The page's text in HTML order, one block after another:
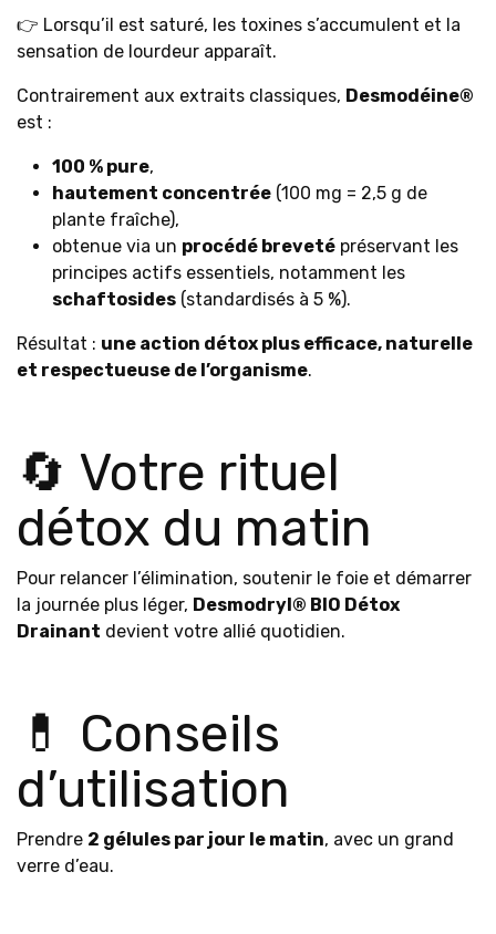
👉 Lorsqu’il est saturé, les toxines s’accumulent et la
sensation de lourdeur apparaît.
Contrairement aux extraits classiques, Desmodéine®
est :
100 % pure,
hautement concentrée (100 mg = 2,5 g de
plante fraîche),
obtenue via un procédé breveté préservant les
principes actifs essentiels, notamment les
schaftosides (standardisés à 5 %).
Résultat : une action détox plus efficace, naturelle
et respectueuse de l’organisme.
🔄 Votre rituel
détox du matin
Pour relancer l’élimination, soutenir le foie et démarrer
la journée plus léger, Desmodryl® BIO Détox
Drainant devient votre allié quotidien.
💊 Conseils
d’utilisation
Prendre 2 gélules par jour le matin, avec un grand
verre d’eau.